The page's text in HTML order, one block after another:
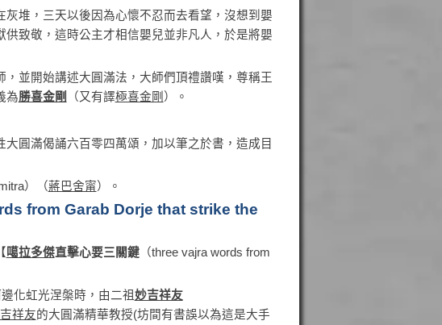
堆，三天以後因為心懷不忍而去看望，沒想到嬰
致敬，這時公主才相信嬰兒並非凡人，於是將嬰
並開始講述大圓滿法，大師們頂禮讚嘆，尊稱王
為勝喜金剛 （又有譯極喜金剛 ）。
圓滿偈誦六百零四萬頌，加以筆之於書，造成目
）（蔣巴舍甯）。
from Garab Dorje that strike the
噶拉多傑直擊心要三關鍵（three vajra words from
化虹光涅槃時，由二祖妙吉祥友
祥友的大圓滿精華教授(坊間有書誤以為這是大手